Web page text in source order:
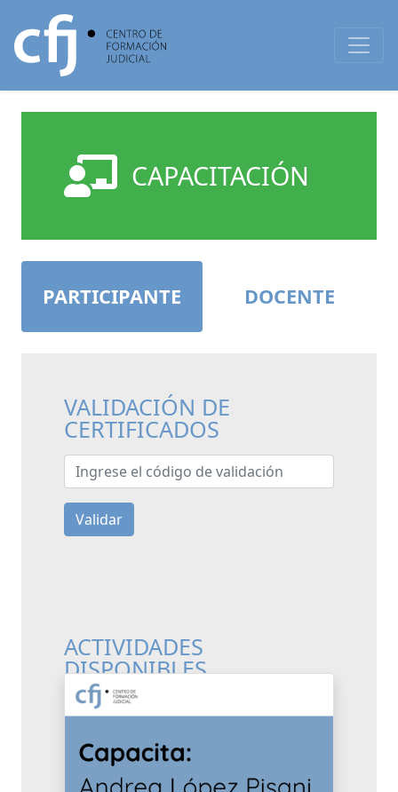
CAPACITACIÓN
PARTICIPANTE DOCENTE
VALIDACIÓN DE
CERTIFICADOS
Ingrese el código de validación
Validar
ACTIVIDADES
DISPONIBLES